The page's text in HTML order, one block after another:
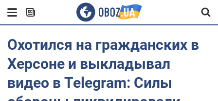
Охотился на гражданских в
Херсоне и выкладывал
видео в Telegram: Силы